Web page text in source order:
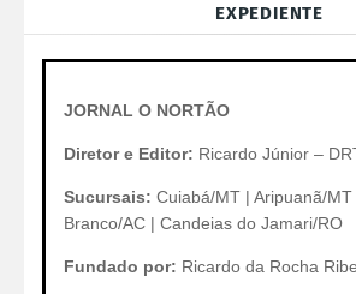
EXPEDIENTE
JORNAL O NORTÃO
Diretor e Editor: Ricardo Júnior –
Sucursais: Cuiabá/MT | Aripuanã/
Branco/AC | Candeias do Jamari/RO
Fundado por: Ricardo da Rocha